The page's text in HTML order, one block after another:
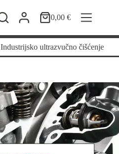
Košarica
0,00€
Industrijsko ultrazvučno čišćenje